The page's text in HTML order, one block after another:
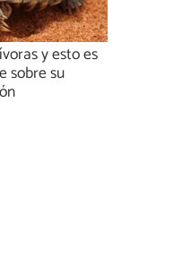
y esto es
sobre su